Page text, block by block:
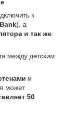
к
), а
и так же
между детским
и
может
50